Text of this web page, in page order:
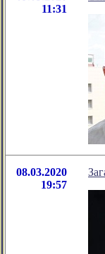
11:31
08.03.2020
19:57